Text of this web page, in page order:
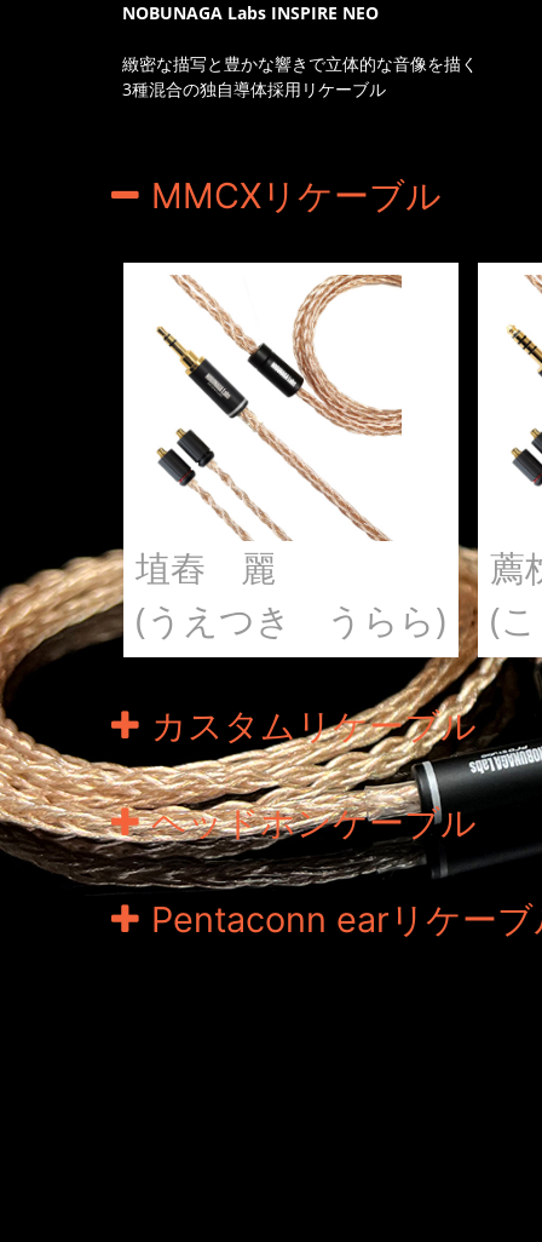
NOBUNAGA Labs INSPIRE NEO
緻密な描写と豊かな響きで立体的な音像を描く
3種混合の独自導体採用リケーブル
MMCXリケーブル
埴舂 麗
(うえつき うらら)
(
カスタムリケーブル
ヘッドホンケーブル
Pentaconn earリケー